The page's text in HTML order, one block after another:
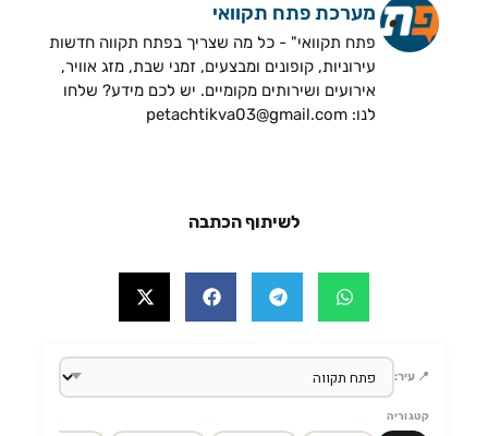
מערכת פתח תקוואי
פתח תקוואי" - כל מה שצריך בפתח תקווה חדשות
עירוניות, קופונים ומבצעים, זמני שבת, מזג אוויר,
אירועים ושירותים מקומיים. יש לכם מידע? שלחו
לנו: petachtikva03@gmail.com
לשיתוף הכתבה
📍 עיר:
קטגוריה